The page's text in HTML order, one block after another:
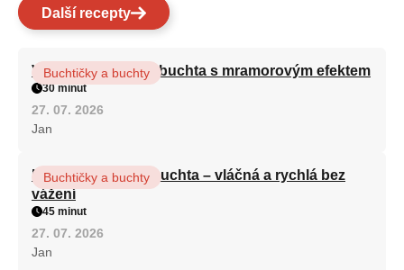
Další recepty
Vláčná olejová litá buchta s mramorovým efektem
Buchtičky a buchty
30 minut
27. 07. 2026
Jan
Hrnková maková buchta – vláčná a rychlá bez
vážení
Buchtičky a buchty
45 minut
27. 07. 2026
Jan